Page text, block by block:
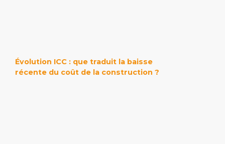
Évolution ICC : que traduit la baisse
récente du coût de la construction ?